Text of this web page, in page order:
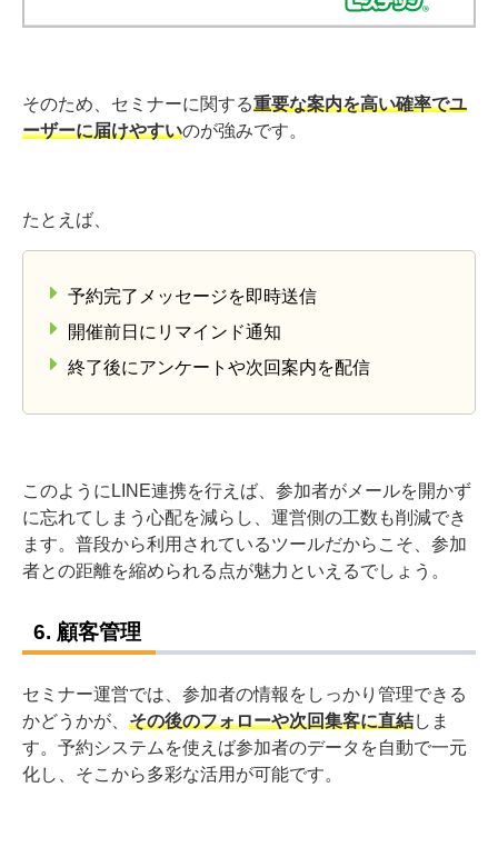
そのため、セミナーに関する重要な案内を高い確率でユ
ーザーに届けやすいのが強みです。
たとえば、
予約完了メッセージを即時送信
開催前日にリマインド通知
終了後にアンケートや次回案内を配信
このようにLINE連携を行えば、参加者がメールを開かず
に忘れてしまう心配を減らし、運営側の工数も削減でき
ます。普段から利用されているツールだからこそ、参加
者との距離を縮められる点が魅力といえるでしょう。
6. 顧客管理
セミナー運営では、参加者の情報をしっかり管理できる
かどうかが、 その後のフォローや次回集客に直結しま
す。予約システムを使えば参加者のデータを自動で一元
化し、そこから多彩な活用が可能です。